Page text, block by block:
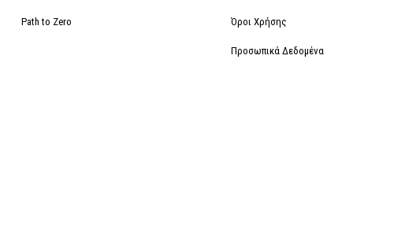
Path to Zero Όροι Χρήσης
Προσωπικά Δεδομένα